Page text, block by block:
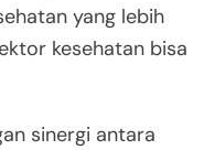
yang lebih
kesehatan bisa
sinergi antara